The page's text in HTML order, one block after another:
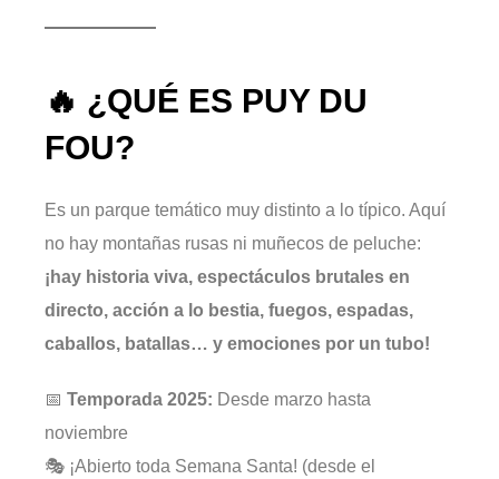
🔥 ¿QUÉ ES PUY DU
FOU?
Es un parque temático muy distinto a lo típico. Aquí
no hay montañas rusas ni muñecos de peluche:
¡hay historia viva, espectáculos brutales en
directo, acción a lo bestia, fuegos, espadas,
caballos, batallas… y emociones por un tubo!
📅 Temporada 2025: Desde marzo hasta
noviembre
🎭 ¡Abierto toda Semana Santa! (desde el